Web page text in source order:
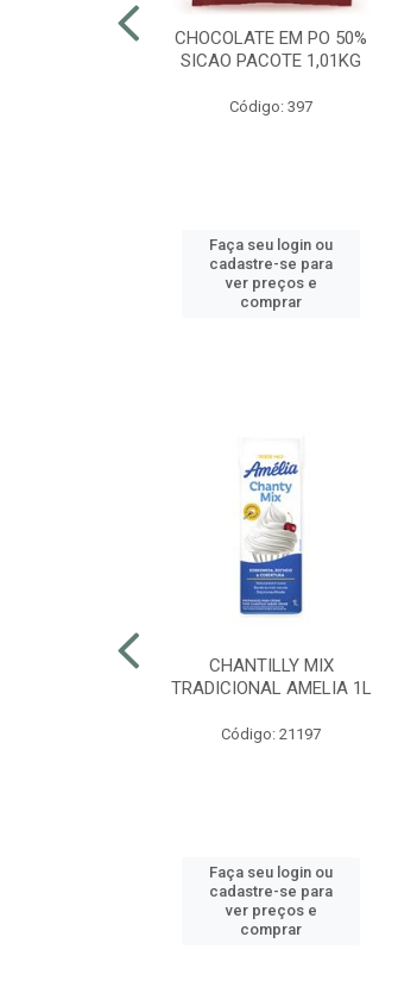
CHOCOLATE EM PO 50%
SICAO PACOTE 1,01KG
Código: 397
Faça seu login ou
cadastre-se para
ver preços e
comprar
CHANTILLY MIX
TRADICIONAL AMELIA 1L
Código: 21197
Faça seu login ou
cadastre-se para
ver preços e
comprar